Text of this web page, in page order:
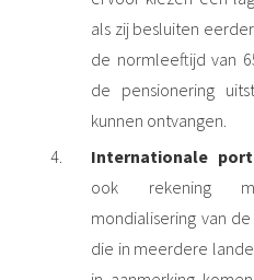
als zij besluiten
de normleeftijd van
de pensionering
kunnen ontvangen.
Internationale
ook rekening
mondialisering van
die in meerdere